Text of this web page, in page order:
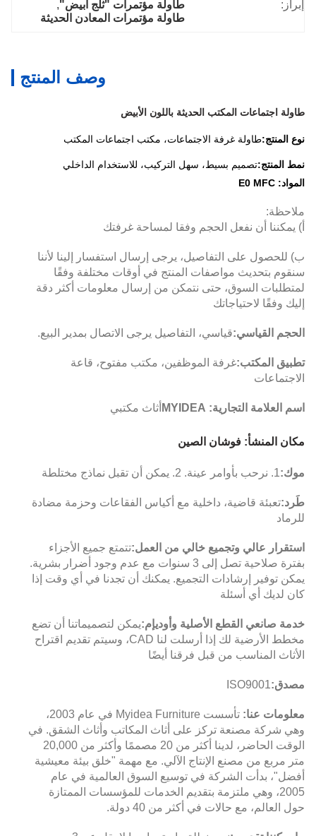
إبراز: طاولة مؤتمرات "ثلج أبيض",
طاولة مؤتمرات المعادن الحديثة
وصف المنتج
طاولة اجتماعات المكتب الحديثة باللون الأبيض
نوع المنتج:طاولة غرفة الاجتماعات، مكتب اجتماعات المكتب
نمط المنتج:تصميم بسيط، سهل التركيب، للاستخدام الداخلي
المواد: E0 MFC
ملاحظة:
أ) يمكننا أن نفعل الحجم وفقا لمساحة غرفتك
ب) للحصول على التفاصيل، يرجى إرسال استفسار إلينا لأننا
سنقوم بتحديث مواصفات المنتج في أوقات مختلفة وفقًا
لمتطلبات السوق، حتى نتمكن من إرسال معلومات أكثر دقة
إليك وفقًا لاحتياجاتك
الحجم القياسي:قياسي، التفاصيل يرجى الاتصال بمدير البيع.
تطبيق المكتب:غرفة الموظفين، مكتب مفتوح، قاعة
الاجتماعات
اسم العلامة التجارية: MYIDEA أثاث مكتبي
مكان المنشأ: فوشان الصين
موك:1. نرحب بأوامر عينة. 2. يمكن أن تقبل نماذج مختلطة
طَرد:تعبئة قاضية، داخلية مع أكياس الفقاعات وحزمة مضادة
للرماد
استقرار عالي وتجميع خالي من العمل:تتمتع جميع الأجزاء
بفترة صلاحية تصل إلى 3 سنوات مع عدم وجود أضرار بشرية.
يمكن توفير إرشادات التجميع. يمكنك أن تجدنا في أي وقت إذا
كان لديك أي أسئلة
خدمة صانعي القطع الأصلية وأوديإم:يمكن لتصميماتنا أن تضع
مخطط الأرضية لك إذا أرسلت لنا CAD، وسيتم تقديم اقتراح
الأثاث المناسب من قبل فرقنا أيضًا
مصدق:ISO9001
معلومات عنا:
تأسست Myidea Furniture في عام 2003،
وهي شركة مصنعة تركز على أثاث المكاتب وأثاث الشقق. في
الوقت الحاضر، لدينا أكثر من 20 مصممًا وأكثر من 20,000
متر مربع من مصنع الإنتاج الآلي. مع مهمة "خلق بيئة معيشية
أفضل"، بدأت الشركة في توسيع السوق العالمية في عام
2005، وهي ملتزمة بتقديم الخدمات للمؤسسات الممتازة
حول العالم، مع حالات في أكثر من 40 دولة.